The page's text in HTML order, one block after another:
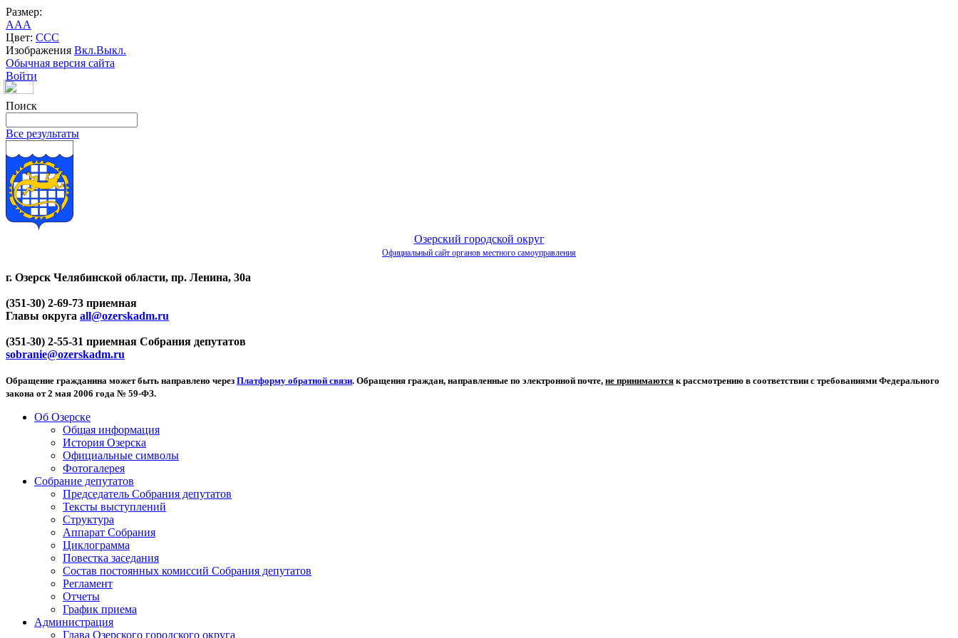
Размер:
AAA
Цвет: CCC
Изображения Вкл.Выкл.
Обычная версия сайта
Войти
Поиск
Все результаты
Озерский городской округ
Официальный сайт органов местного самоуправления
г. Озерск Челябинской области, пр. Ленина, 30а
(351-30) 2-69-73 приемная
Главы округа all@ozerskadm.ru
(351-30) 2-55-31 приемная Собрания депутатов
sobranie@ozerskadm.ru
Обращение гражданина может быть направлено через Платформу обратной связи. Обращения граждан, направленные по электронной почте, не принимаются к рассмотрению в соответствии с требованиями Федерального
закона от 2 мая 2006 года № 59-ФЗ.
Об Озерске
Общая информация
История Озерска
Официальные символы
Фотогалерея
Собрание депутатов
Председатель Собрания депутатов
Тексты выступлений
Структура
Аппарат Собрания
Циклограмма
Повестка заседания
Состав постоянных комиссий Собрания депутатов
Регламент
Отчеты
График приема
Администрация
Глава Озерского городского округа